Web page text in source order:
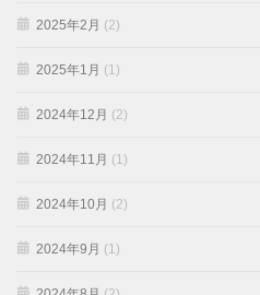
2025年2月 (2)
2025年1月 (1)
2024年12月 (2)
2024年11月 (1)
2024年10月 (2)
2024年9月 (1)